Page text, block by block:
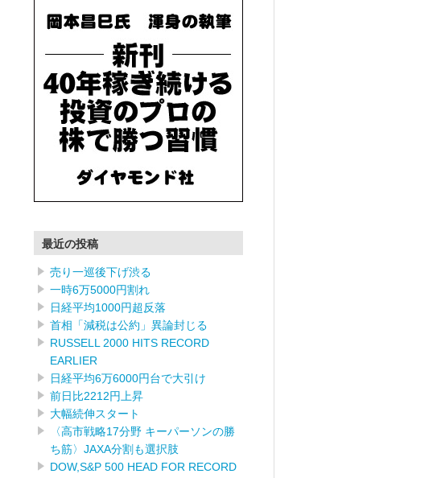
最近の投稿
売り一巡後下げ渋る
一時6万5000円割れ
日経平均1000円超反落
首相「減税は公約」異論封じる
RUSSELL 2000 HITS RECORD
EARLIER
日経平均6万6000円台で大引け
前日比2212円上昇
大幅続伸スタート
〈高市戦略17分野 キーパーソンの勝
ち筋〉JAXA分割も選択肢
DOW,S&P 500 HEAD FOR RECORD